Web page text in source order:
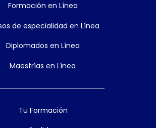
Formación en Línea
de especialidad en Línea
Diplomados en Línea
Maestrías en Línea
Tu Formación